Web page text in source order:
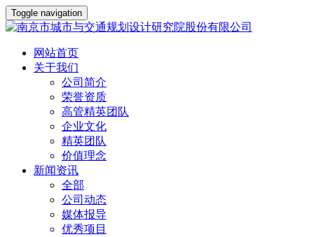
Toggle navigation
网站首页
关于我们
公司简介
荣誉资质
高管精英团队
企业文化
精英团队
价值理念
新闻资讯
全部
公司动态
媒体报导
优秀项目